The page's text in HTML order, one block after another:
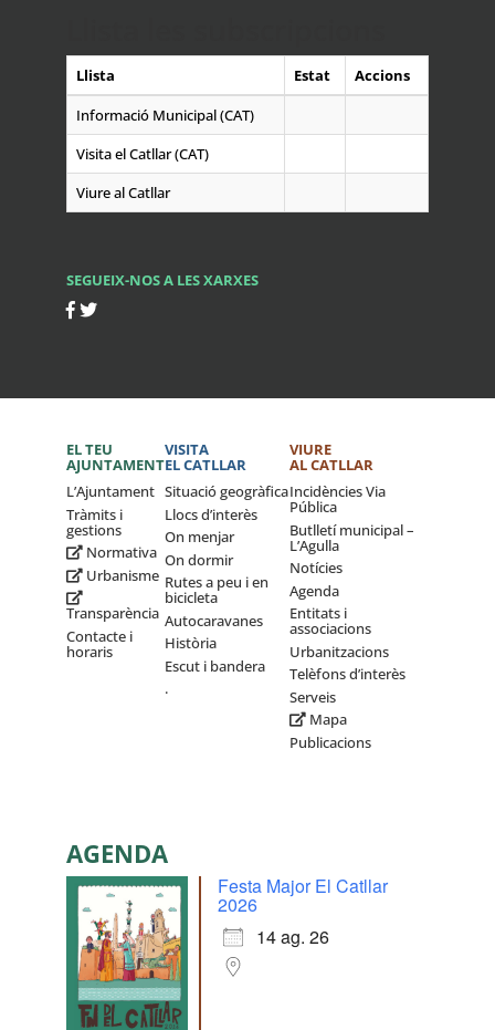
Llista Estat
Accions
Informació Municipal (CAT)
Visita el Catllar (CAT)
Viure al Catllar
SEGUEIX-NOS A LES XARXES
EL TEU
AJUNTAMENT
L’Ajuntament
Tràmits i
gestions
Normativa
Urbanisme
Transparència
Contacte i
horaris
VISITA
EL CATLLAR
Situació geogràfica
Llocs d’interès
On menjar
On dormir
Rutes a peu i en
bicicleta
Autocaravanes
Història
Escut i bandera
.
VIURE
AL CATLLAR
Incidències Via
Pública
Butlletí municipal –
L’Agulla
Notícies
Agenda
Entitats i
associacions
Urbanitzacions
Telèfons d’interès
Serveis
Mapa
Publicacions
AGENDA
Festa Major El Catllar
2026
14 ag. 26